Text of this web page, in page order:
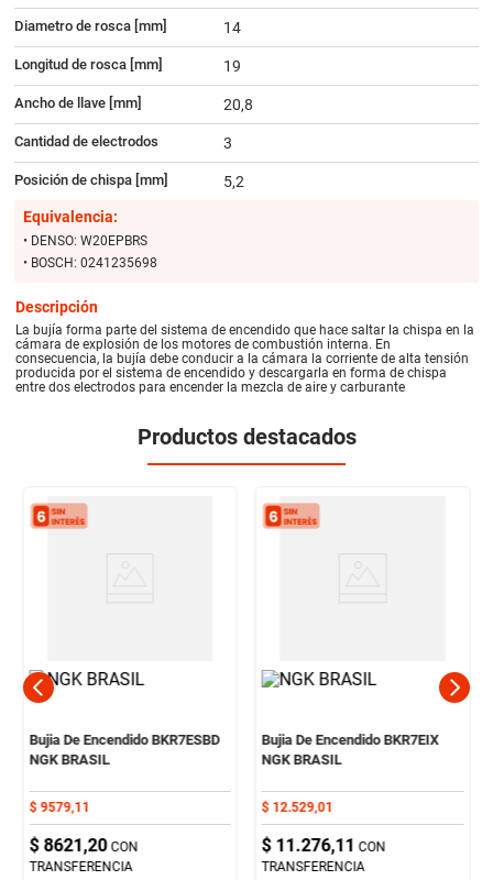
Diametro de rosca [mm] 14
Longitud de rosca [mm] 19
Ancho de llave [mm] 20,8
Cantidad de electrodos 3
Posición de chispa [mm]
5,2
Equivalencia:
• DENSO: W20EPBRS
• BOSCH: 0241235698
Descripción
La bujía forma parte del sistema de encendido que hace saltar la chispa en la
cámara de explosión de los motores de combustión interna. En
consecuencia, la bujía debe conducir a la cámara la corriente de alta tensión
producida por el sistema de encendido y descargarla en forma de chispa
entre dos electrodos para encender la mezcla de aire y carburante
Productos destacados
Bujia De Encendido BKR7ESBD
NGK BRASIL
$ 9579,11
$ 8621,20 CON
TRANSFERENCIA
Bujia De Encendido BKR7EIX
NGK BRASIL
$ 12.529,01
$ 11.276,11 CON
TRANSFERENCIA